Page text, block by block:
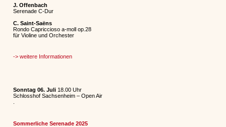
J. Offenbach
Serenade C-Dur
C. Saint-Saëns
Rondo Capriccioso a-moll op.28
für Violine und Orchester
-> weitere Informationen
Sonntag 06. Juli 18.00 Uhr
Schlosshof Sachsenheim – Open Air
Sommerliche Serenade 2025